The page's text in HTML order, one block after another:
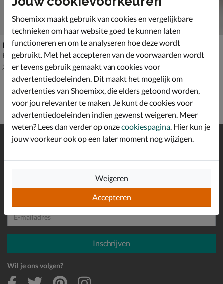
Remonte
Hoge laarzen - cognac
van € 129,99 voor € 90,99
129,99 90,99
Remonte
Hoge laarzen - cognac
€ 129,99
129,99
verzending en retour*
Schrijf je in voor de Shoemixx nieuwsbrief en ontvang €10,-
E-mailadres
Inschrijven
Wil je ons volgen?
Shoemixx maakt gebruik van cookies en vergelijkbare
technieken om haar website goed te kunnen laten
functioneren en om te analyseren hoe deze wordt
gebruikt. Met het accepteren van de voorwaarden wordt
er tevens gebruik gemaakt van cookies voor
advertentiedoeleinden. Dit maakt het mogelijk om
advertenties van Shoemixx, die elders getoond worden,
voor jou relevanter te maken. Je kunt de cookies voor
advertentiedoeleinden indien gewenst weigeren. Meer
weten? Lees dan verder op onzecookiespagina . Hier kun je
jouw voorkeur ook op een later moment nog wijzigen.
Accepteren
Weigeren